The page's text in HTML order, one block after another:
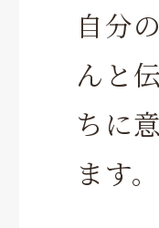
自分
んと
ちに
ます。